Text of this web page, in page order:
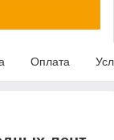
Оплата